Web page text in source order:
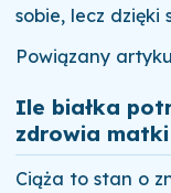
sobie, lecz dzięki
Powiązany
Ile białka
zdrowia
Ciąża to stan o